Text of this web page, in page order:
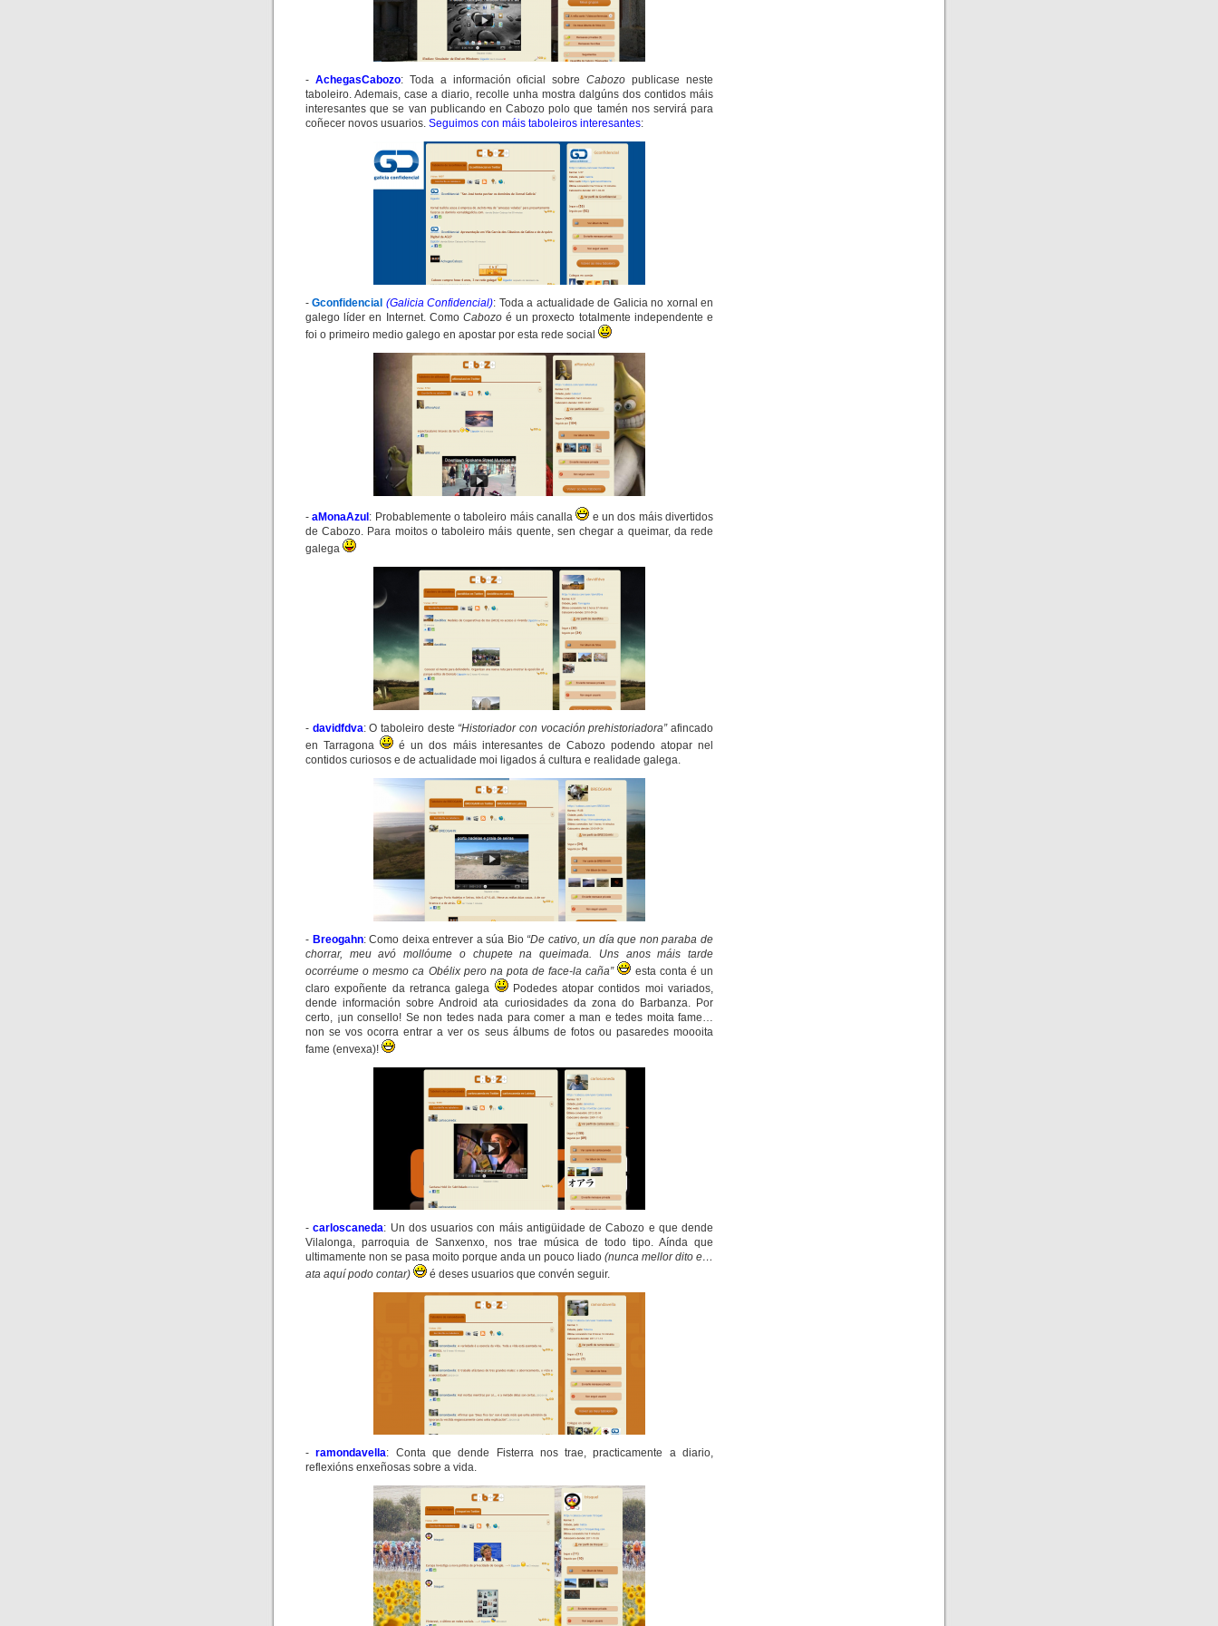
- AchegasCabozo: Toda a información oficial sobreCabozo publicase neste
taboleiro. Ademais, case a diario, recolle unha mostra dalgúns dos contidos máis
interesantes que se van publicando en Cabozo polo que tamén nos servirá para
coñecer novos usuarios. Seguimos con máis taboleiros interesantes:
-Gconfidencial (Galicia Confidencial): Toda a actualidade de Galicia no xornal en
galego líder en Internet. Como Cabozoé un proxecto totalmente independente e
foi o primeiro medio galego en apostar por esta rede social
-aMonaAzul : Probablemente otaboleiro máis canalla
e un dos máis divertidos
deCabozo. Para moitos otaboleiro máis quente, sen chegar a queimar, da rede
galega
- davidfdva:Otaboleiro deste “Historiador con vocación prehistoriadora”afincado
enTarragona é un dos máis interesantes de Cabozopodendo atopar nel
contidos curiosos e de actualidade moi ligados á cultura e realidade galega.
- Breogahn:Como deixa entrever a súa Bio “De cativo, un día que non paraba de
chorrar, meu avó mollóume o chupete na queimada. Uns anos máis tarde
ocorréume o mesmo ca Obélix pero na pota de face-la caña”
esta conta é un
claro expoñente da retranca galega
Podedes atopar contidos moi variados,
dende información sobre Android ata curiosidades da zona do Barbanza. Por
certo, ¡un consello! Se non tedes nada para comer a man e tedes moita fame…
non se vos ocorra entrar a ver os seus álbums de fotos ou pasaredes moooita
fame (envexa)!
-carloscaneda: Un dos usuarios con máis antigüidade deCabozo e que dende
Vilalonga, parroquia de Sanxenxo, nos trae música de todo tipo. Aínda que
ultimamente non se pasa moito porque anda un pouco liado (nunca mellor dito e…
ata aquí podo contar)
é deses usuarios que convén seguir.
-ramondavella: Conta que dende Fisterranos trae, practicamente a diario,
reflexións enxeñosas sobre a vida.